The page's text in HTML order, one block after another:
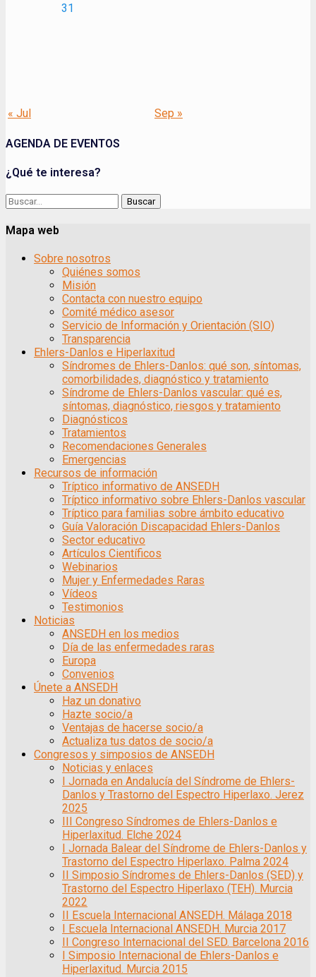
31
« Jul Sep »
AGENDA DE EVENTOS
¿Qué te interesa?
Buscar:
Mapa web
Sobre nosotros
Quiénes somos
Misión
Contacta con nuestro equipo
Comité médico asesor
Servicio de Información y Orientación (SIO)
Transparencia
Ehlers-Danlos e Hiperlaxitud
Síndromes de Ehlers-Danlos: qué son, síntomas,
comorbilidades, diagnóstico y tratamiento
Síndrome de Ehlers-Danlos vascular: qué es,
síntomas, diagnóstico, riesgos y tratamiento
Diagnósticos
Tratamientos
Recomendaciones Generales
Emergencias
Recursos de información
Tríptico informativo de ANSEDH
Tríptico informativo sobre Ehlers-Danlos vascular
Tríptico para familias sobre ámbito educativo
Guía Valoración Discapacidad Ehlers-Danlos
Sector educativo
Artículos Científicos
Webinarios
Mujer y Enfermedades Raras
Vídeos
Testimonios
Noticias
ANSEDH en los medios
Día de las enfermedades raras
Europa
Convenios
Únete a ANSEDH
Haz un donativo
Hazte socio/a
Ventajas de hacerse socio/a
Actualiza tus datos de socio/a
Congresos y simposios de ANSEDH
Noticias y enlaces
I Jornada en Andalucía del Síndrome de Ehlers-
Danlos y Trastorno del Espectro Hiperlaxo. Jerez
2025
III Congreso Síndromes de Ehlers-Danlos e
Hiperlaxitud. Elche 2024
I Jornada Balear del Síndrome de Ehlers-Danlos y
Trastorno del Espectro Hiperlaxo. Palma 2024
II Simposio Síndromes de Ehlers-Danlos (SED) y
Trastorno del Espectro Hiperlaxo (TEH). Murcia
2022
II Escuela Internacional ANSEDH. Málaga 2018
I Escuela Internacional ANSEDH. Murcia 2017
II Congreso Internacional del SED. Barcelona 2016
I Simposio Internacional de Ehlers-Danlos e
Hiperlaxitud. Murcia 2015